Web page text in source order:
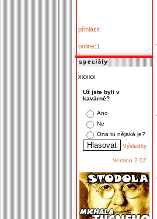
přihlásit
online:1
xxxxx
Už jste byli v
kavárně?
Ano
Ne
Ona tu nějaká je?
Výsledky
Version 2.02